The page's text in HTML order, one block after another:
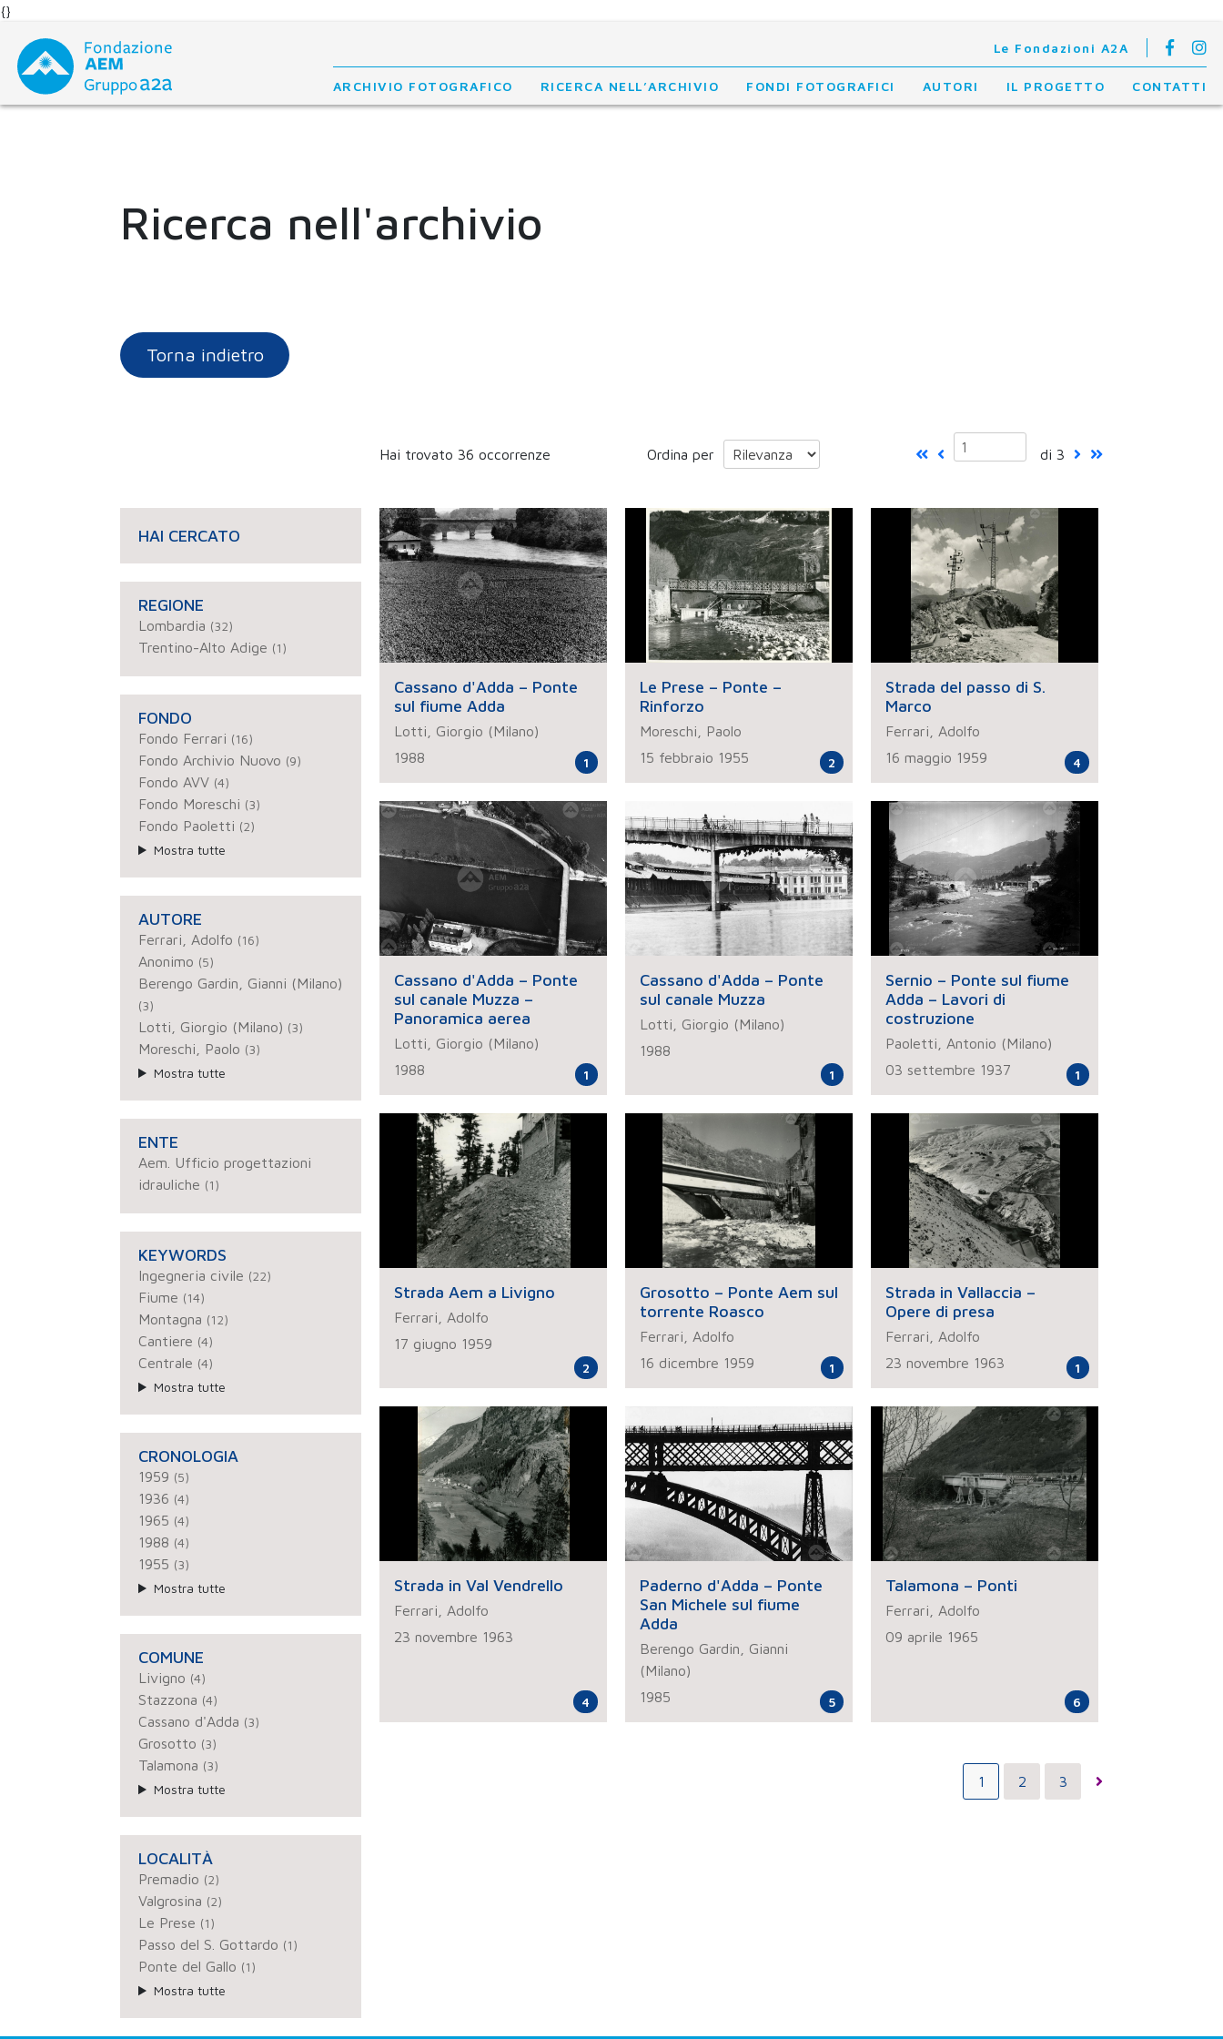
{}
content
Le Fondazioni A2A
ARCHIVIO FOTOGRAFICO RICERCA NELL’ARCHIVIO FONDI FOTOGRAFICI AUTORI IL PROGETTO CONTATTI
Ricerca nell'archivio
Torna indietro
Hai trovato 36 occorrenze Ordina per di 3
HAI CERCATO
REGIONE
Lombardia (32)
Trentino-Alto Adige (1)
FONDO
Fondo Ferrari (16)
Fondo Archivio Nuovo (9)
Fondo AVV (4)
Fondo Moreschi (3)
Fondo Paoletti (2)
Mostra tutte
AUTORE
Ferrari, Adolfo (16)
Anonimo (5)
Berengo Gardin, Gianni (Milano)
(3)
Lotti, Giorgio (Milano) (3)
Moreschi, Paolo (3)
Mostra tutte
ENTE
Aem. Ufficio progettazioni
idrauliche (1)
KEYWORDS
Ingegneria civile (22)
Fiume (14)
Montagna (12)
Cantiere (4)
Centrale (4)
Mostra tutte
CRONOLOGIA
1959 (5)
1936 (4)
1965 (4)
1988 (4)
1955 (3)
Mostra tutte
COMUNE
Livigno (4)
Stazzona (4)
Cassano d'Adda (3)
Grosotto (3)
Talamona (3)
Mostra tutte
LOCALITÀ
Premadio (2)
Valgrosina (2)
Le Prese (1)
Passo del S. Gottardo (1)
Ponte del Gallo (1)
Mostra tutte
Cassano d'Adda – Ponte
sul fiume Adda
Lotti, Giorgio (Milano)
1988
1
Le Prese – Ponte –
Rinforzo
Moreschi, Paolo
15 febbraio 1955
2
Strada del passo di S.
Marco
Ferrari, Adolfo
16 maggio 1959
4
Cassano d'Adda – Ponte
sul canale Muzza –
Panoramica aerea
Lotti, Giorgio (Milano)
1988
1
Cassano d'Adda – Ponte
sul canale Muzza
Lotti, Giorgio (Milano)
1988
1
Sernio – Ponte sul fiume
Adda – Lavori di
costruzione
Paoletti, Antonio (Milano)
03 settembre 1937
1
Strada Aem a Livigno
Ferrari, Adolfo
17 giugno 1959
2
Grosotto – Ponte Aem sul
torrente Roasco
Ferrari, Adolfo
16 dicembre 1959
1
Strada in Vallaccia –
Opere di presa
Ferrari, Adolfo
23 novembre 1963
1
Strada in Val Vendrello
Ferrari, Adolfo
23 novembre 1963
4
Paderno d'Adda – Ponte
San Michele sul fiume
Adda
Berengo Gardin, Gianni
(Milano)
1985
5
Talamona – Ponti
Ferrari, Adolfo
09 aprile 1965
6
1 2 3